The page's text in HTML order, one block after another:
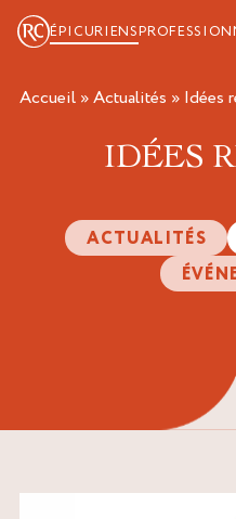
ÉPICURIENS
Accueil »Actualités » idées
IDÉES
ACTUALITÉS